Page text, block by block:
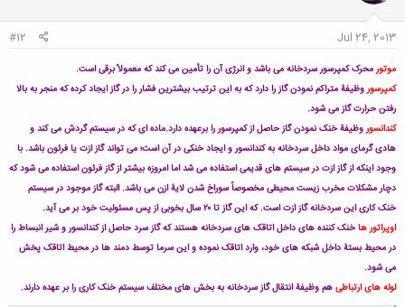
Jul 24, 2013
#12
موتورمحرک کمپرسور سردخانه می باشد و انرژی آن را تأمین می کند که معمولاً برقی است.
کمپرسوروظیفۀ متراکم نمودن گاز را دارد که به این ترتیب بیشترین فشار را در گاز ایجاد کرده که منجر به بالا
رفتن حرارت گاز می شود.
کندانسوروظیفۀ خنک نمودن گاز حاصل از کمپرسور را برعهده دارد.ماده ای که در سیستم گردش می کند و
هادی گرمای مواد داخل سردخانه به کندانسور و ایجاد خنکی در آن است؛ می تواند گاز ازت یا فرئون باشد. با
وجود اینکه از گاز ازت در سیستم های قدیمی استفاده می شد اما امروزه بیشتر از گاز فرئون استفاده می شود که
دچار مشکلات مخرب زیست محیطی مخصوصاً سوراخ شدن لایۀ ازن می باشد. البته گاز موجود در سیستم
خنک کاری این سردخانه گاز ازت است. که این گاز تا ۲۰ سال بخوبی از پس مسئولیت خود بر می آید.
اوپراتور هاخنک کننده های داخل اتاقک های سردخانه هستند که گاز سرد حاصل از کندانسور و شیر انبساط را
در محیط بستۀ داخل شبکه های خود، وارد اتاقک نموده و این سرما توسط دمند ها در محیط اتاقک پخش
می شود.
لوله های ارتباطیهم وظیفۀ انتقال گاز سردخانه به بخش های مختلف سیستم خنک کاری را بر عهده دارند.